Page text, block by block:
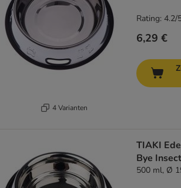
4 Varianten
6,29 €
Rating: 4.2/
TIAKI
Bye
500 ml, Ø